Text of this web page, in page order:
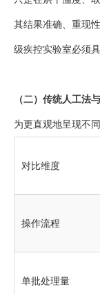
其结果准确、重现
级疾控实验室必须
（二）传统人工法
为更直观地呈现不
对比维度
操作流程
单批处理量